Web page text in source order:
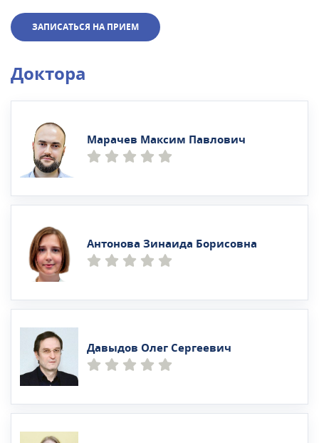
ЗАПИСАТЬСЯ НА ПРИЕМ
Доктора
Марачев Максим Павлович
Антонова Зинаида Борисовна
Давыдов Олег Сергеевич